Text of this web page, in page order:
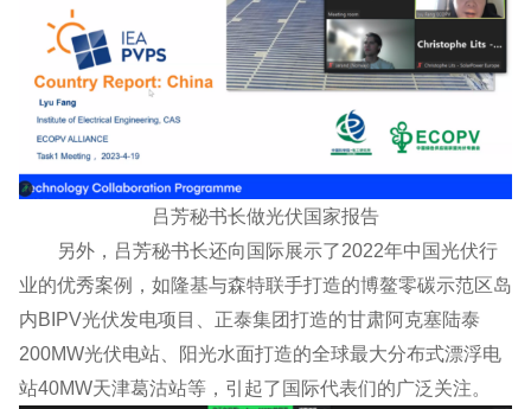
吕芳秘书长做光伏国家报告
另外，吕芳秘书长还向国际展示了2022年中国光伏行
业的优秀案例，如隆基与森特联手打造的博鳌零碳示范区岛
内BIPV光伏发电项目、正泰集团打造的甘肃阿克塞陆泰
200MW光伏电站、阳光水面打造的全球最大分布式漂浮电
站40MW天津葛沽站等，引起了国际代表们的广泛关注。